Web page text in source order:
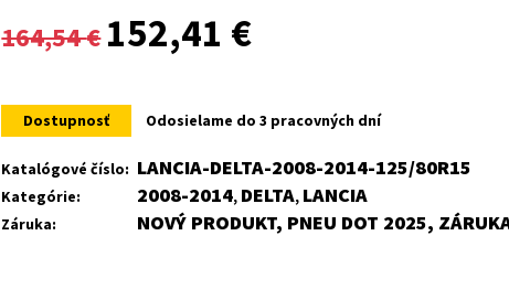
164,54€
Original
was:
164,54 €.
152,41 €
is:
152,41 €.
Dostupnosť Odosielame do 3 pracovných dní
Katalógové číslo: LANCIA-DELTA-2008-2014-125/80R15
Kategórie: 2008-2014, DELTA, LANCIA
Záruka: NOVÝ PRODUKT, PNEU DOT 2025,